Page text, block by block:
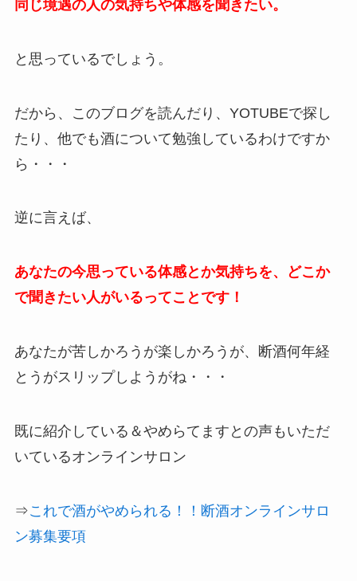
同じ境遇の人の気持ちや体感を聞きたい。
と思っているでしょう。
だから、このブログを読んだり、YOTUBEで探し
たり、他でも酒について勉強しているわけですか
ら・・・
逆に言えば、
あなたの今思っている体感とか気持ちを、どこか
で聞きたい人がいるってことです！
あなたが苦しかろうが楽しかろうが、断酒何年経
とうがスリップしようがね・・・
既に紹介している＆やめらてますとの声もいただ
いているオンラインサロン
⇒これで酒がやめられる！！断酒オンラインサロ
ン募集要項